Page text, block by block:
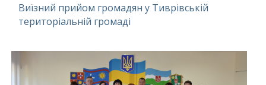
Виїзний прийом громадян у Тиврівській
територіальній громаді